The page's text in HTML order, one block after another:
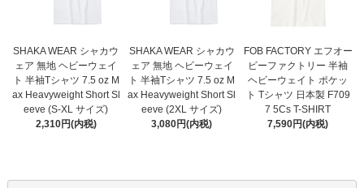
SHAKA WEAR シャカウ
ェア 無地 ヘビーウェイ
ト 半袖Tシャツ 7.5 oz M
ax Heavyweight Short Sl
eeve (S-XL サイズ)
2,310円(内税)
SHAKA WEAR シャカウ
ェア 無地 ヘビーウェイ
ト 半袖Tシャツ 7.5 oz M
ax Heavyweight Short Sl
eeve (2XL サイズ)
3,080円(内税)
FOB FACTORY エフオー
ビーファクトリー 半袖
ヘビーウェイト ポケッ
ト Tシャツ 日本製 F709
7 5Cs T-SHIRT
7,590円(内税)